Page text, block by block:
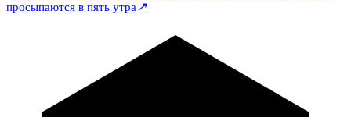
просыпаются в пять утра↗